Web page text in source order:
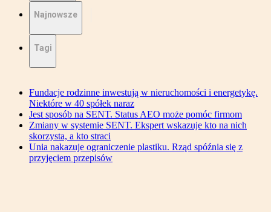
Najnowsze
Tagi
Fundacje rodzinne inwestują w nieruchomości i energetykę.
Niektóre w 40 spółek naraz
Jest sposób na SENT. Status AEO może pomóc firmom
Zmiany w systemie SENT. Ekspert wskazuje kto na nich
skorzysta, a kto straci
Unia nakazuje ograniczenie plastiku. Rząd spóźnia się z
przyjęciem przepisów